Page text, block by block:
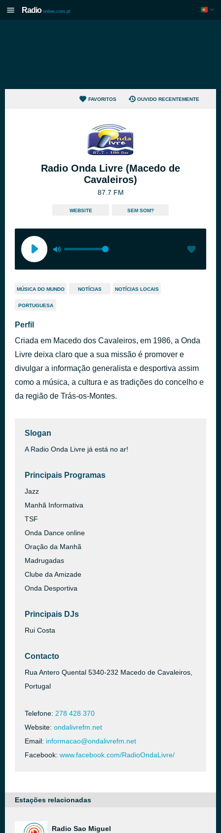
Radio online.com.pt
FAVORITOS OUVIDO RECENTEMENTE
Radio Onda Livre (Macedo de
Cavaleiros)
87.7 FM
WEBSITE SEM SOM?
MÚSICA DO MUNDO NOTÍCIAS NOTÍCIAS LOCAIS
PORTUGUESA
Perfil
Criada em Macedo dos Cavaleiros, em 1986, a Onda
Livre deixa claro que a sua missão é promover e
divulgar a informação generalista e desportiva assim
como a música, a cultura e as tradições do concelho e
da região de Trás-os-Montes.
Slogan
A Radio Onda Livre já está no ar!
Principais Programas
Jazz
Manhã Informativa
TSF
Onda Dance online
Oração da Manhã
Madrugadas
Clube da Amizade
Onda Desportiva
Principais DJs
Rui Costa
Contacto
Rua Antero Quental 5340-232 Macedo de Cavaleiros,
Portugal
Telefone: 278 428 370
Website: ondalivrefm.net
Email: informacao@ondalivrefm.net
Facebook: www.facebook.com/RadioOndaLivre/
Estações relacionadas
Radio Sao Miguel